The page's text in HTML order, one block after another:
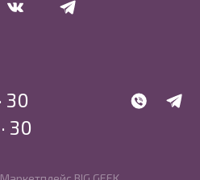
WhatsApp
30
30